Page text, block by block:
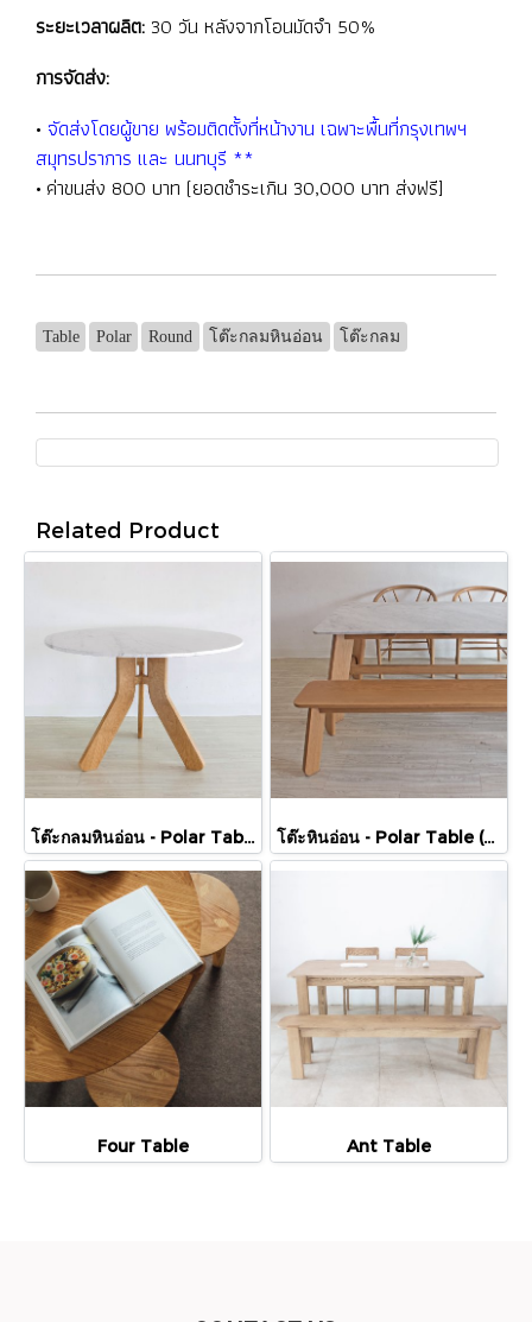
ระยะเวลาผลิต: 30 วัน หลังจากโอนมัดจำ 50%
การจัดส่ง:
• จัดส่งโดยผู้ขาย พร้อมติดตั้งที่หน้างาน เฉพาะพื้นที่กรุงเทพฯ
สมุทรปราการ และ นนทบุรี **
• ค่าขนส่ง 800 บาท (ยอดชำระเกิน 30,000 บาท ส่งฟรี]
Table Polar Round โต๊ะกลมหินอ่อน โต๊ะกลม
Related Product
โต๊ะกลมหินอ่อน - Polar Table (R3L) โต๊ะหินอ่อน - Polar Table (Marble)
Four Table Ant Table